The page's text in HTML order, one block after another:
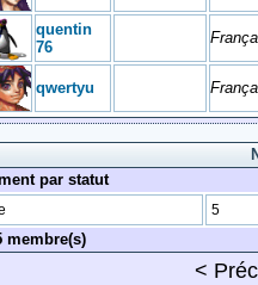
quentin
76
qwertyu
par statut
5
membre(s)
<